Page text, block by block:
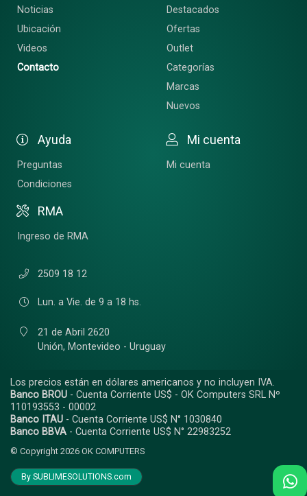
Noticias
Ubicación
Videos
Contacto
Destacados
Ofertas
Outlet
Categorías
Marcas
Nuevos
Ayuda
Preguntas
Condiciones
RMA
Ingreso de RMA
Mi cuenta
Mi cuenta
2509 18 12
Lun. a Vie. de 9 a 18 hs.
21 de Abril 2620
Unión, Montevideo - Uruguay
Los precios están en dólares americanos y no incluyen IVA.
Banco BROU - Cuenta Corriente US$ - OK Computers SRL Nº
110193553 - 00002
Banco ITAU - Cuenta Corriente US$ N° 1030840
Banco BBVA - Cuenta Corriente US$ N° 22983252
© Copyright 2026 OK COMPUTERS
By SUBLIMESOLUTIONS.com